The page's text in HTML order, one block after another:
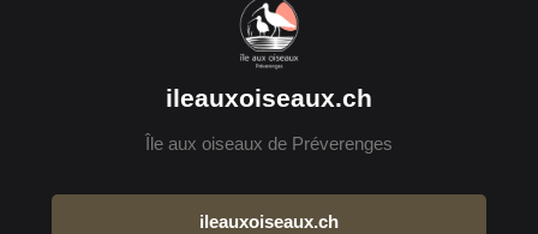
ileauxoiseaux.ch
Île aux oiseaux de Préverenges
ileauxoiseaux.ch